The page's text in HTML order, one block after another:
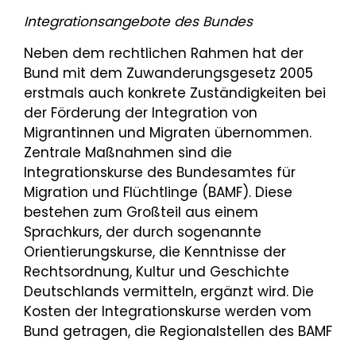
Integrationsangebote des Bundes
Neben dem rechtlichen Rahmen hat der
Bund mit dem Zuwanderungsgesetz 2005
erstmals auch konkrete Zuständigkeiten bei
der Förderung der Integration von
Migrantinnen und Migraten übernommen.
Zentrale Maßnahmen sind die
Integrationskurse des Bundesamtes für
Migration und Flüchtlinge (BAMF). Diese
bestehen zum Großteil aus einem
Sprachkurs, der durch sogenannte
Orientierungskurse, die Kenntnisse der
Rechtsordnung, Kultur und Geschichte
Deutschlands vermitteln, ergänzt wird. Die
Kosten der Integrationskurse werden vom
Bund getragen, die Regionalstellen des BAMF